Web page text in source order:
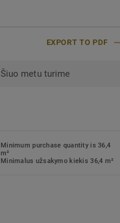
EXPORT TO PDF
Šiuo metu turime
Minimum purchase quantity is 36,4
m²
Minimalus užsakymo kiekis 36,4 m²